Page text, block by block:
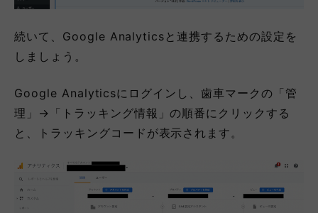
続いて、Google Analyticsと連携するための設定を
しましょう。
Google Analyticsにログインし、歯車マークの「管
理」→「トラッキング情報」の順番にクリックする
と、トラッキングコードが表示されます。